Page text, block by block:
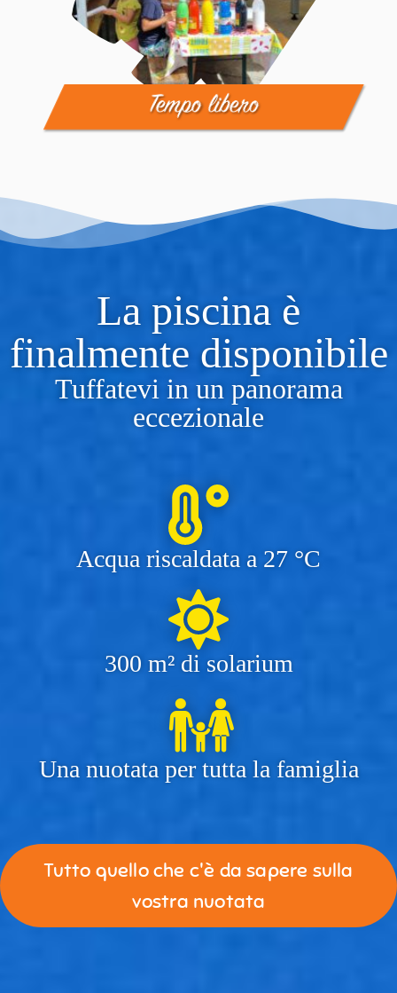
Tempo libero
La piscina è
finalmente disponibile
Tuffatevi in un panorama
eccezionale
Acqua riscaldata a 27 °C
300 m² di solarium
Una nuotata per tutta la famiglia
Tutto quello che c'è da sapere sulla
vostra nuotata